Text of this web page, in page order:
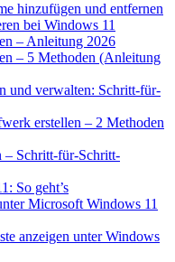
hinzufügen und entfernen
bei Windows 11
– Anleitung 2026
– 5 Methoden (Anleitung
und verwalten: Schritt-für-
erstellen – 2 Methoden
– Schritt-für-Schritt-
So geht’s
Microsoft Windows 11
anzeigen unter Windows